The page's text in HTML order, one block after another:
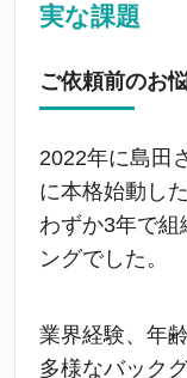
実な課題
ご依頼前のお
2022年に島田
に本格始動し
わずか3年で組
ングでした。
業界経験、年
多様なバック